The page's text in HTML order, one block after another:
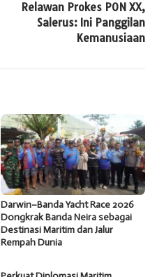
Relawan Prokes PON XX,
Salerus: Ini Panggilan
Kemanusiaan
Darwin–Banda Yacht Race 2026
Dongkrak Banda Neira sebagai
Destinasi Maritim dan Jalur
Rempah Dunia